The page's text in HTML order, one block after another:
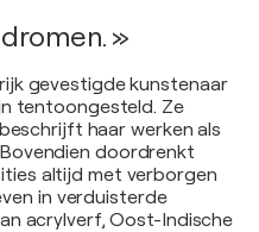
»
gevestigde kunstenaar
tentoongesteld. Ze
haar werken als
doordrenkt
altijd met verborgen
in verduisterde
acrylverf, Oost-Indische